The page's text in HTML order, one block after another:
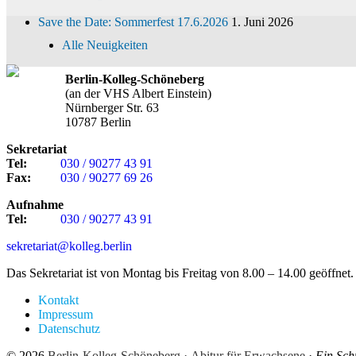
Save the Date: Sommerfest 17.6.2026 1. Juni 2026
Alle Neuigkeiten
Berlin-Kolleg-Schöneberg
(an der VHS Albert Einstein)
Nürnberger Str. 63
10787 Berlin
Sekretariat
Tel:
030 / 90277 43 91
Fax:
030 / 90277 69 26
Aufnahme
Tel:
030 / 90277 43 91
sekretariat@kolleg.berlin
Das Sekretariat ist von Montag bis Freitag von 8.00 – 14.00 geöffnet.
Kontakt
Impressum
Datenschutz